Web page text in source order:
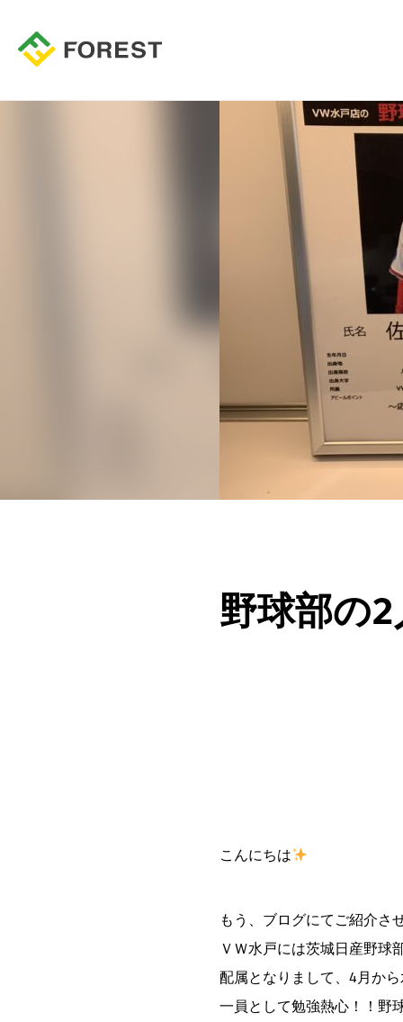
野球部の2
こんにちは
もう、ブログにてご紹介さ
ＶＷ水戸には茨城日産野球
配属となりまして、4月か
一員として勉強熱心！！野